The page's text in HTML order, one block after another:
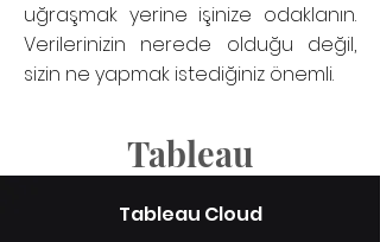
uğraşmak yerine işinize odaklanın.
Verilerinizin nerede olduğu değil,
sizin ne yapmak istediğiniz önemli.
Tableau
Tableau Cloud